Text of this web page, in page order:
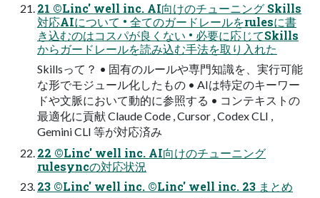
21 ©Linc' well inc. AI向けのチューニング Skills
対応AIについて • 全てのガードレールをrulesに書
き込むのはコスパが良くない • 必要に応じてSkills
からガードレールを読み込む⼿法を取り⼊れた
Skillsって？ • 固有のルールや専⾨知識を、実⾏可能
な形でモジュール化したもの • AIは特定のキーワー
ドや⽂脈において動的に参照する • コンテキストの
最適化に貢献 Claude Code , Cursor , Codex CLI ,
Gemini CLI 等が対応済み
22 ©Linc' well inc. AI向けのチューニング
rulesyncの対応状況
23 ©Linc' well inc. ©Linc' well inc. 23 まとめ